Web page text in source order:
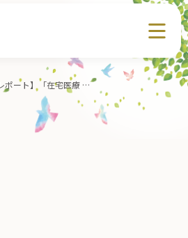
【開催レポート】「在宅医療 × 認知症介護」勉強会を開催しました